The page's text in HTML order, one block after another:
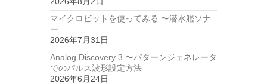
マイクロビットを使ってみる 〜潜水艦ソナ
ー
2026年7月31日
Analog Discovery 3 〜パターンジェネレータ
でのパルス波形設定方法
2026年6月24日